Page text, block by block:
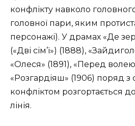
конфлікту навколо
головної пари, яким
персонажі). У драмах «Де
(«Дві сім’ї») (1888),
«Олеся» (1891), «Перед
«Розгардіяш» (1906) поряд
конфліктом розгортається
лінія.